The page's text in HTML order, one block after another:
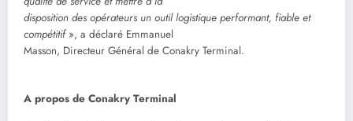
disposition des opérateurs un outil logistique performant, fiable et
compétitif», a déclaré Emmanuel
Masson, Directeur Général de Conakry Terminal.
A propos de Conakry Terminal